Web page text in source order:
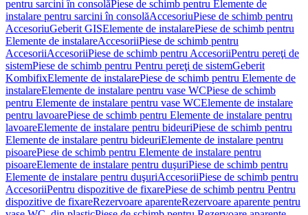
pentru sarcini în consolăPiese de schimb pentru Elemente de
instalare pentru sarcini în consolăAccesoriuPiese de schimb pentru
AccesoriuGeberit GISElemente de instalarePiese de schimb pentru
Elemente de instalareAccesoriiPiese de schimb pentru
AccesoriiAccesoriiPiese de schimb pentru AccesoriiPentru pereţi de
sistemPiese de schimb pentru Pentru pereţi de sistemGeberit
KombifixElemente de instalarePiese de schimb pentru Elemente de
instalareElemente de instalare pentru vase WCPiese de schimb
pentru Elemente de instalare pentru vase WCElemente de instalare
pentru lavoarePiese de schimb pentru Elemente de instalare pentru
lavoareElemente de instalare pentru bideuriPiese de schimb pentru
Elemente de instalare pentru bideuriElemente de instalare pentru
pisoarePiese de schimb pentru Elemente de instalare pentru
pisoareElemente de instalare pentru duşuriPiese de schimb pentru
Elemente de instalare pentru duşuriAccesoriiPiese de schimb pentru
AccesoriiPentru dispozitive de fixarePiese de schimb pentru Pentru
dispozitive de fixareRezervoare aparenteRezervoare aparente pentru